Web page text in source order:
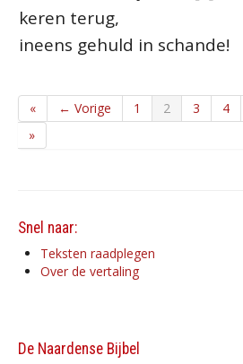
keren terug,
ineens gehuld in schande!
« ← Vorige 1 2 3 4
»
Snel naar:
Teksten raadplegen
Over de vertaling
De Naardense Bijbel